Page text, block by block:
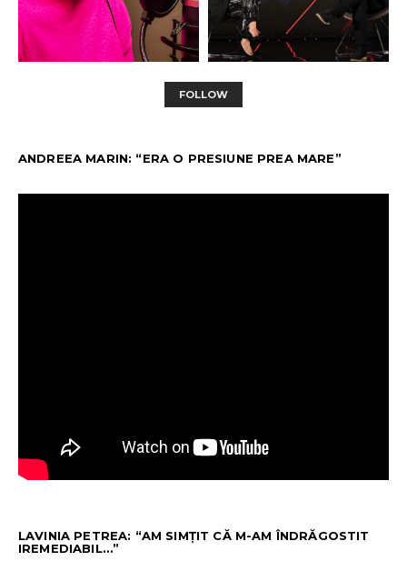
FOLLOW
ANDREEA MARIN: “ERA O PRESIUNE PREA MARE”
LAVINIA PETREA: “AM SIMȚIT CĂ M-AM ÎNDRĂGOSTIT
IREMEDIABIL…”